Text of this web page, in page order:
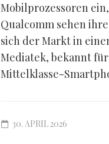
Mobilprozessoren
Qualcomm sehen
sich der Markt in
Mediatek, bekannt
Mittelklasse-
30. APRIL 2026